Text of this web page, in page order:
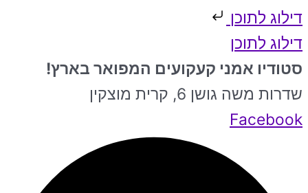
דילוג לתוכן
דילוג לתוכן
סטודיו אמני קעקועים המפואר בארץ!
שדרות משה גושן 6, קרית מוצקין
Facebook